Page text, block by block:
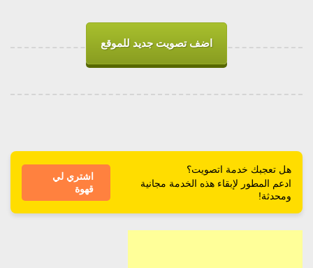
اضف تصويت جديد للموقع
هل تعجبك خدمة اتصويت؟
ادعم المطور لإبقاء هذه الخدمة مجانية
ومحدثة!
اشتري لي
قهوة